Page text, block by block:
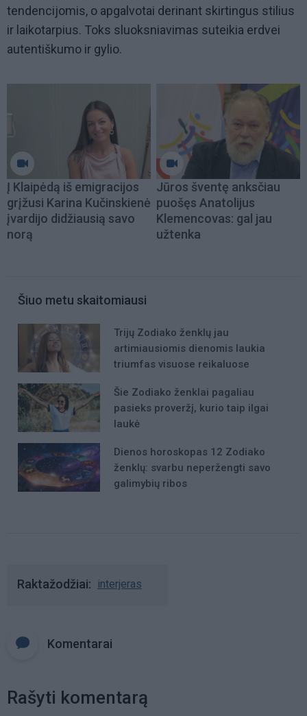
tendencijomis, o apgalvotai derinant skirtingus stilius
ir laikotarpius. Toks sluoksniavimas suteikia erdvei
autentiškumo ir gylio.
Į Klaipėdą iš emigracijos
grįžusi Karina Kučinskienė
įvardijo didžiausią savo
norą
Jūros šventę anksčiau
puošęs Anatolijus
Klemencovas: gal jau
užtenka
Šiuo metu skaitomiausi
Trijų Zodiako ženklų jau
artimiausiomis dienomis laukia
triumfas visuose reikaluose
Šie Zodiako ženklai pagaliau
pasieks proveržį, kurio taip ilgai
laukė
Dienos horoskopas 12 Zodiako
ženklų: svarbu neperžengti savo
galimybių ribos
Raktažodžiai interjeras
Komentarai
Rašyti komentarą